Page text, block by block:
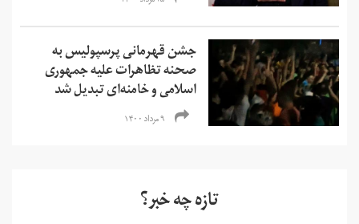
جشن قهرمانی پرسپولیس به
صحنه تظاهرات علیه جمهوری
اسلامی و خامنه‌ای تبدیل شد
۹ مرداد ۱۴۰۰
تازه چه خبر؟